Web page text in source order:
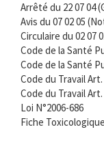
Arrêté du 22 07 04
Avis du 07 02 05
Circulaire du 02 07
Code de la Santé
Code de la Santé
Code du Travail Art.
Code du Travail Art.
Loi N°2006-686
Fiche